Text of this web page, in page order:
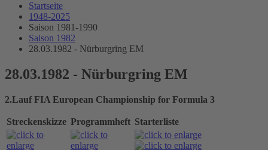
Startseite
1948-2025
Saison 1981-1990
Saison 1982
28.03.1982 - Nürburgring EM
28.03.1982 - Nürburgring EM
2.Lauf FIA European Championship for Formula 3
Streckenskizze Programmheft Starterliste